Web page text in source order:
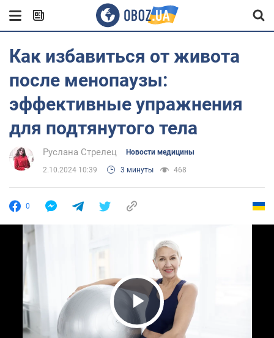
Как избавиться от живота
после менопаузы:
эффективные упражнения
для подтянутого тела
Руслана Стрелец Новости медицины
2.10.2024 10:39 3 минуты 468
0
Play Video